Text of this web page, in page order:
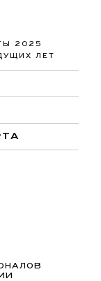
2025
ЛЕТ